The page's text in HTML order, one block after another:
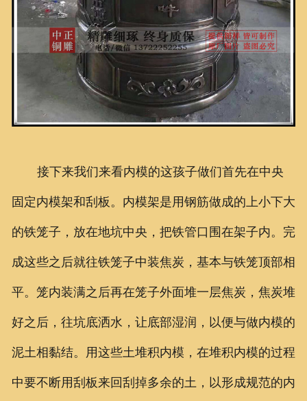
接下来我们来看内模的这孩子做们首先在中央
固定内模架和刮板。内模架是用钢筋做成的上小下大
的铁笼子，放在地坑中央，把铁管口围在架子内。完
成这些之后就往铁笼子中装焦炭，基本与铁笼顶部相
平。笼内装满之后再在笼子外面堆一层焦炭，焦炭堆
好之后，往坑底洒水，让底部湿润，以便与做内模的
泥土相黏结。用这些土堆积内模，在堆积内模的过程
中要不断用刮板来回刮掉多余的土，以形成规范的内